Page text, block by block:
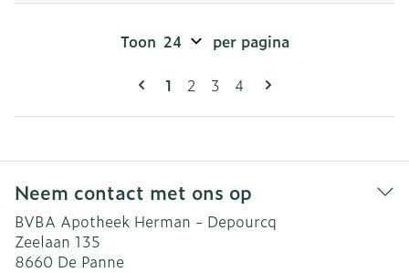
Pagina's
U lees momenteel pagina
1 Pagina
2 Pagina
3 Pagina
4
Toon per pagina
Neem contact met ons op
BVBA Apotheek Herman - Depourcq
Zeelaan 135
8660 De Panne